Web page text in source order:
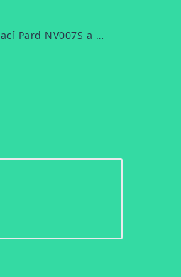
Objímka rychloupínací Pard NV007S a NV007SP 45mm